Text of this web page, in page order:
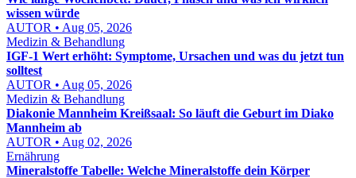
wissen würde
AUTOR • Aug 05, 2026
Medizin & Behandlung
IGF-1 Wert erhöht: Symptome, Ursachen und was du jetzt tun
solltest
AUTOR • Aug 05, 2026
Medizin & Behandlung
Diakonie Mannheim Kreißsaal: So läuft die Geburt im Diako
Mannheim ab
AUTOR • Aug 02, 2026
Ernährung
Mineralstoffe Tabelle: Welche Mineralstoffe dein Körper